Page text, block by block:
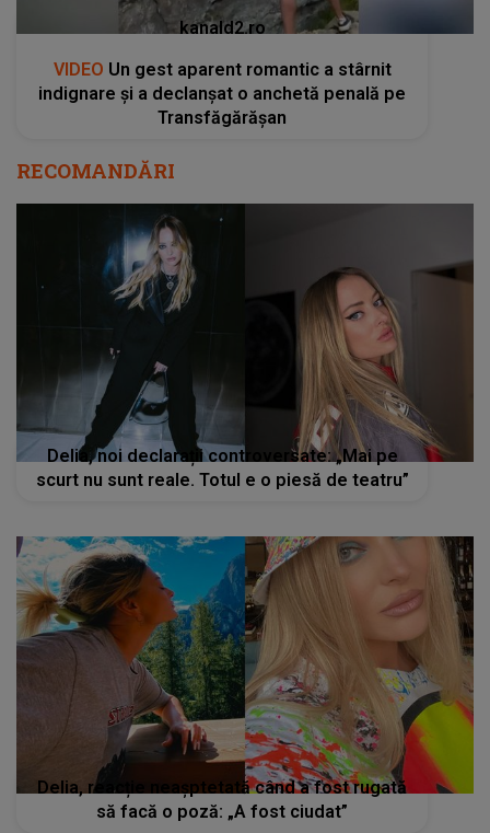
kanald2.ro
VIDEO Un gest aparent romantic a stârnit
indignare și a declanșat o anchetă penală pe
Transfăgărășan
RECOMANDĂRI
Delia, noi declarații controversate: „Mai pe
scurt nu sunt reale. Totul e o piesă de teatru”
Delia, reacție neașptetată când a fost rugată
să facă o poză: „A fost ciudat”